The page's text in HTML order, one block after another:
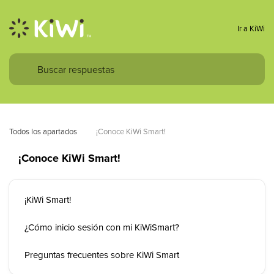
Ir a KiWi
Todos los apartados ¡Conoce KiWi Smart!
¡Conoce KiWi Smart!
¡KiWi Smart!
¿Cómo inicio sesión con mi KiWiSmart?
Preguntas frecuentes sobre KiWi Smart